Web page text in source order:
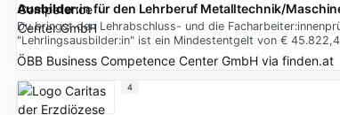
Ausbilder:in für den Lehrberuf Metalltechnik/
Du bringst den Lehrabschluss- und die
"Lehrlingsausbilder:in" ist ein Mindestentgelt von €
ÖBB Business Competence Center GmbHvia finden.at
4